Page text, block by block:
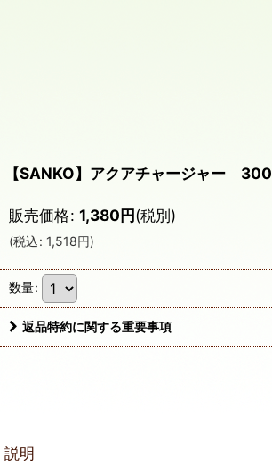
【SANKO】アクアチャージャー 300
販売価格: 1,380円(税別)
(税込: 1,518円)
数量:
返品特約に関する重要事項
説明